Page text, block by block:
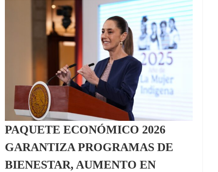
PAQUETE ECONÓMICO 2026
GARANTIZA PROGRAMAS DE
BIENESTAR, AUMENTO EN